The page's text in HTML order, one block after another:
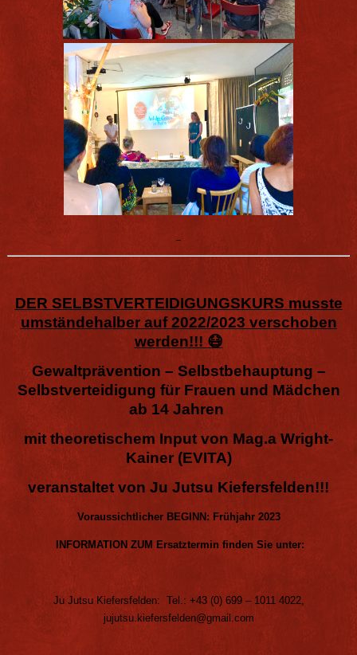
DER SELBSTVERTEIDIGUNGSKURS musste
umständehalber auf 2022/2023 verschoben
werden!!! 😷
Gewaltprävention – Selbstbehauptung –
Selbstverteidigung für Frauen und Mädchen
ab 14 Jahren
mit theoretischem Input von Mag.a Wright-
Kainer (EVITA)
veranstaltet von Ju Jutsu Kiefersfelden!!!
Voraussichtlicher BEGINN: Frühjahr 2023
INFORMATION ZUM Ersatztermin finden Sie unter:
Ju Jutsu Kiefersfelden: Tel.: +43 (0) 699 – 1011 4022,
jujutsu.kiefersfelden@gmail.com